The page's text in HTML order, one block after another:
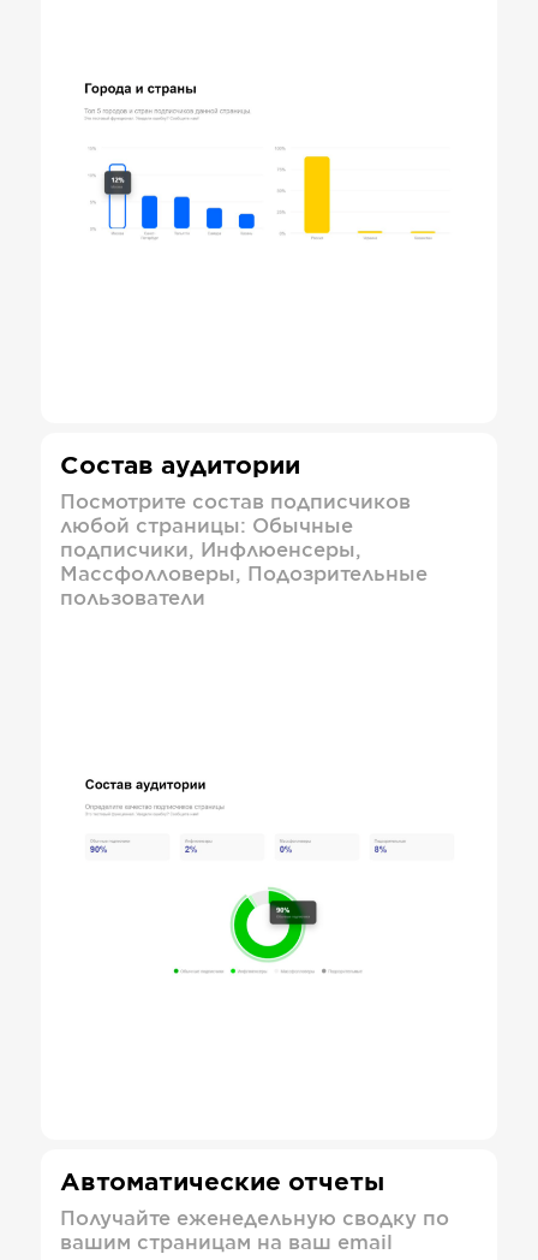
Состав аудитории
Посмотрите состав подписчиков
любой страницы: Обычные
подписчики, Инфлюенсеры,
Массфолловеры, Подозрительные
пользователи
Автоматические отчеты
Получайте еженедельную сводку по
вашим страницам на ваш email